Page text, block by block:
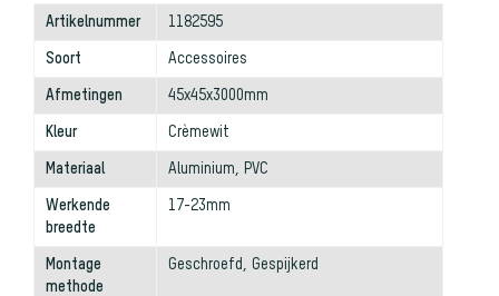
Artikelnummer 1182595
Soort Accessoires
Afmetingen 45x45x3000mm
Kleur Crèmewit
Materiaal Aluminium, PVC
Werkende
breedte
17-23mm
Montage
methode
Geschroefd, Gespijkerd